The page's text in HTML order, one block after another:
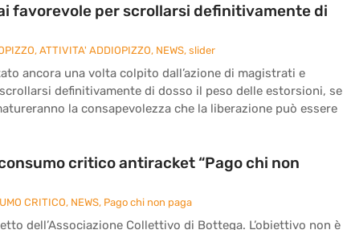
favorevole per scrollarsi definitivamente di
, ATTIVITA' ADDIOPIZZO, NEWS, slider
ancora una volta colpito dall’azione di magistrati e
definitivamente di dosso il peso delle estorsioni, se
la consapevolezza che la liberazione può essere
critico antiracket “Pago chi non
CRITICO, NEWS, Pago chi non paga
dell’Associazione Collettivo di Bottega. L’obiettivo non è